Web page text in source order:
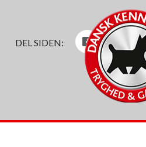
DEL SIDEN: